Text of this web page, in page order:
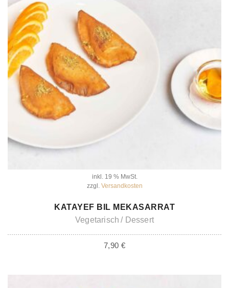
inkl. 19 % MwSt.
zzgl. Versandkosten
IN DEN WARENKORB
KATAYEF BIL MEKASARRAT
Vegetarisch
Dessert
7,90 €